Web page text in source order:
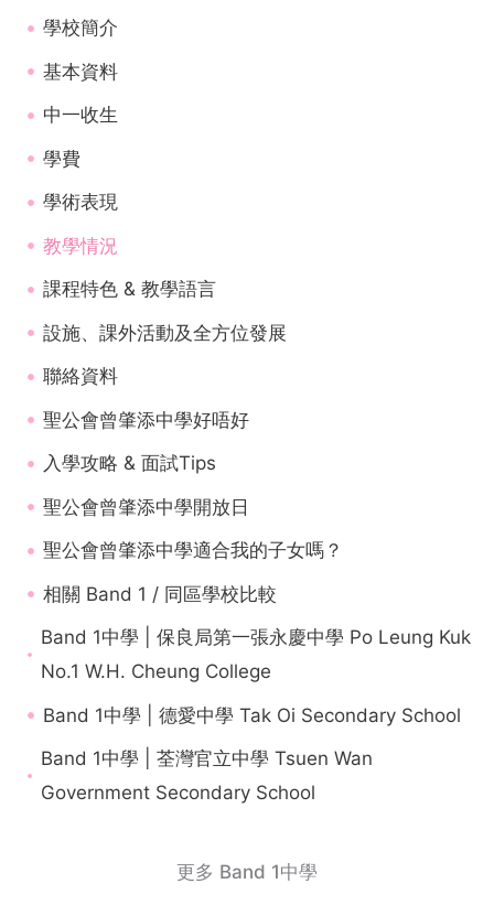
學校簡介
基本資料
中一收生
學費
學術表現
教學情況
課程特色 & 教學語言
設施、課外活動及全方位發展
聯絡資料
聖公會曾肇添中學好唔好
入學攻略 & 面試Tips
聖公會曾肇添中學開放日
聖公會曾肇添中學適合我的子女嗎？
相關 Band 1 / 同區學校比較
Band 1中學 | 保良局第一張永慶中學 Po Leung Kuk
No.1 W.H. Cheung College
Band 1中學 | 德愛中學 Tak Oi Secondary School
Band 1中學 | 荃灣官立中學 Tsuen Wan
Government Secondary School
更多 Band 1中學